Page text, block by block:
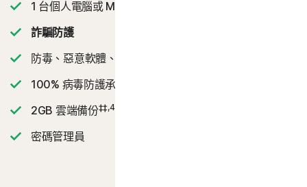
1 台個人電腦或 Mac
詐騙防護
防毒、惡意軟體、勒索軟體和駭客防護
100% 病毒防護承諾
2GB 雲端備份‡‡,4
密碼管理員